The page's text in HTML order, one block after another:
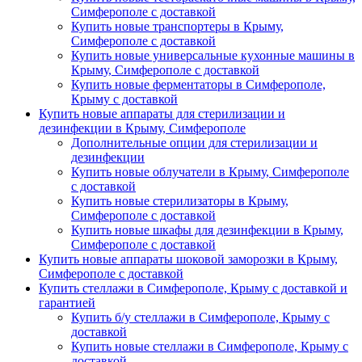
Симферополе с доставкой
Купить новые транспортеры в Крыму,
Симферополе с доставкой
Купить новые универсальные кухонные машины в
Крыму, Симферополе с доставкой
Купить новые ферментаторы в Симферополе,
Крыму с доставкой
Купить новые аппараты для стерилизации и
дезинфекции в Крыму, Симферополе
Дополнительные опции для стерилизации и
дезинфекции
Купить новые облучатели в Крыму, Симферополе
с доставкой
Купить новые стерилизаторы в Крыму,
Симферополе с доставкой
Купить новые шкафы для дезинфекции в Крыму,
Симферополе с доставкой
Купить новые аппараты шоковой заморозки в Крыму,
Симферополе с доставкой
Купить стеллажи в Симферополе, Крыму с доставкой и
гарантией
Купить б/у стеллажи в Симферополе, Крыму с
доставкой
Купить новые стеллажи в Симферополе, Крыму с